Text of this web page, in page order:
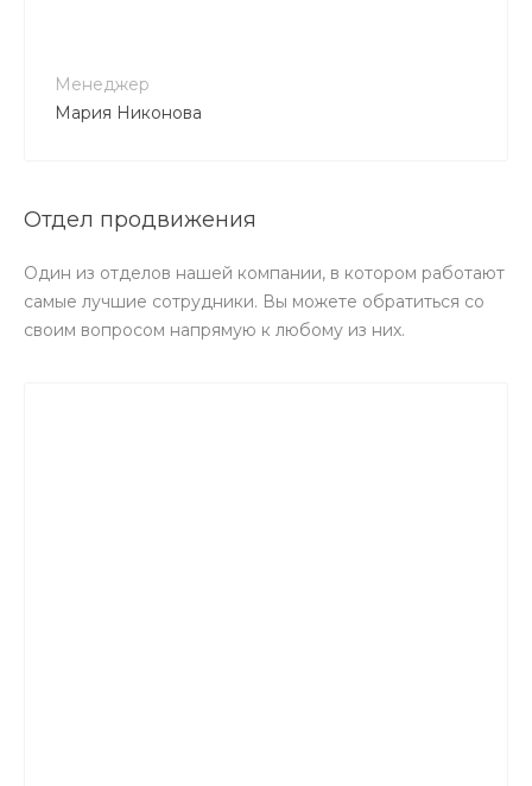
Менеджер
Мария Никонова
Отдел продвижения
Один из отделов нашей компании, в котором работают
самые лучшие сотрудники. Вы можете обратиться со
своим вопросом напрямую к любому из них.